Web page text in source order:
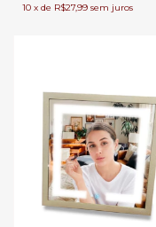
10 x de R$27,99 sem juros